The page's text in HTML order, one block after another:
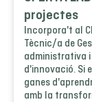
projectes
Incorpora't al
Tècnic/a de
administrativa
d'innovació. Si
ganes
amb la